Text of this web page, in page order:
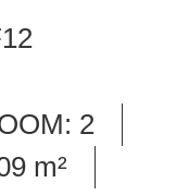
2
m²